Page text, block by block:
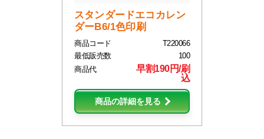
スタンダードエコカレン
ダーB6/1色印刷
商品コード
T220066
最低販売数
100
商品代
早割190円/刷
込
商品の詳細を見る